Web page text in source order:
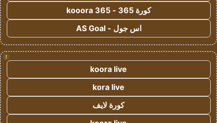
كورة 365 - kooora 365
اس جول - AS Goal
!
koora live
kora live
كورة لايف